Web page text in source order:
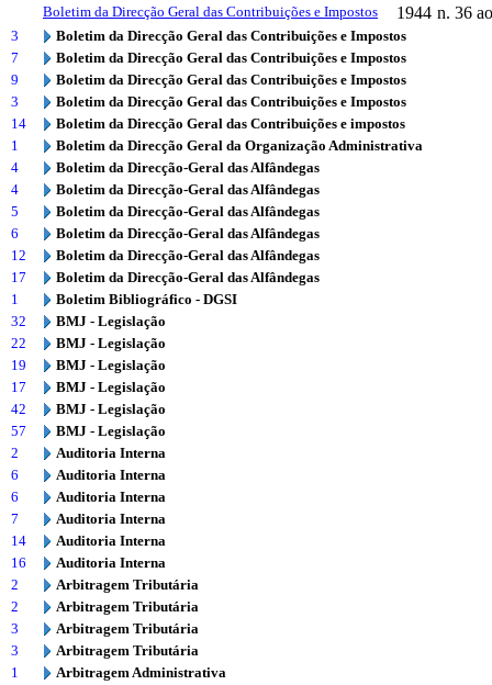
Boletim da Direcção Geral das Contribuições e Impostos
1944 n. 36
3
Boletim da Direcção Geral das Contribuições e Impostos
7
Boletim da Direcção Geral das Contribuições e Impostos
9
Boletim da Direcção Geral das Contribuições e Impostos
3
Boletim da Direcção Geral das Contribuições e Impostos
14
Boletim da Direcção Geral das Contribuições e impostos
1
Boletim da Direcção Geral da Organização Administrativa
4
Boletim da Direcção-Geral das Alfândegas
4
Boletim da Direcção-Geral das Alfândegas
5
Boletim da Direcção-Geral das Alfândegas
6
Boletim da Direcção-Geral das Alfândegas
12
Boletim da Direcção-Geral das Alfândegas
17
Boletim da Direcção-Geral das Alfândegas
1
Boletim Bibliográfico - DGSI
32
BMJ - Legislação
22
BMJ - Legislação
19
BMJ - Legislação
17
BMJ - Legislação
42
BMJ - Legislação
57
BMJ - Legislação
2
Auditoria Interna
6
Auditoria Interna
6
Auditoria Interna
7
Auditoria Interna
14
Auditoria Interna
16
Auditoria Interna
2
Arbitragem Tributária
2
Arbitragem Tributária
3
Arbitragem Tributária
3
Arbitragem Tributária
1
Arbitragem Administrativa